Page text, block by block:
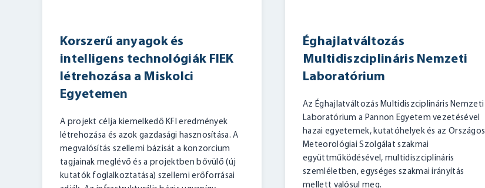
Korszerű anyagok és
intelligens technológiák FIEK
létrehozása a Miskolci
Egyetemen
A projekt célja kiemelkedő KFI eredmények
létrehozása és azok gazdasági hasznosítása. A
megvalósítás szellemi bázisát a konzorcium
tagjainak meglévő és a projektben bővülő (új
kutatók foglalkoztatása) szellemi erőforrásai
Éghajlatváltozás
Multidiszciplináris Nemzeti
Laboratórium
Az Éghajlatváltozás Multidiszciplináris Nemzeti
Laboratórium a Pannon Egyetem vezetésével
hazai egyetemek, kutatóhelyek és az Országos
Meteorológiai Szolgálat szakmai
együttműködésével, multidiszciplináris
szemléletben, egységes szakmai irányítás
mellett valósul meg.